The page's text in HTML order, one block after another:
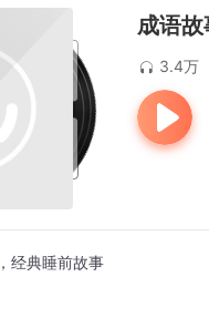
成语
3.4万
经典睡前故事